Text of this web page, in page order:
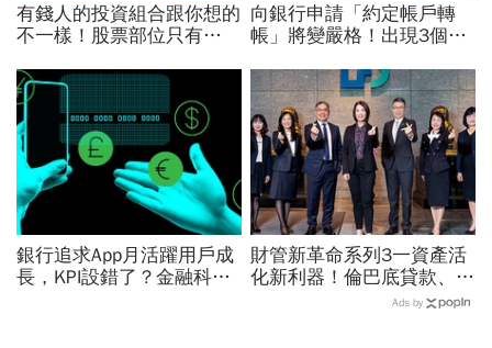
有錢人的投資組合跟你想的
不一樣！股票部位只有
配置在「這裡」
向銀行申請「約定帳戶轉
帳」將變嚴格！出現3個動
30條規範出爐
銀行追求App月活躍用戶成
長，KPI設錯了？金融科技
財管新革命系列3一資產活
化新利器！倫巴底貸款、保
單融資增加槓桿靈活
Ads by